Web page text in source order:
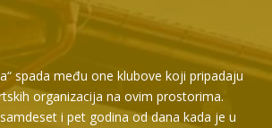
spada među one klubove koji pripadaju
organizacija na ovim prostorima.
i pet godina od dana kada je u